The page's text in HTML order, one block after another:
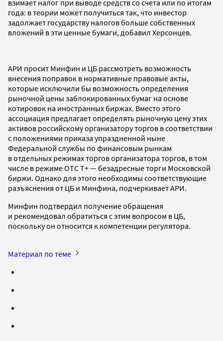
взимает налог при выводе средств со счета или по итогам
года: в теории может получиться так, что инвестор
задолжает государству налогов больше собственных
вложений в эти ценные бумаги, добавил Херсонцев.
АРИ просит Минфин и ЦБ рассмотреть возможность
внесения поправок в нормативные правовые акты,
которые исключили бы возможность определения
рыночной цены заблокированных бумаг на основе
котировок на иностранных биржах. Вместо этого
ассоциация предлагает определять рыночную цену этих
активов российскому организатору торгов в соответствии
с положениями приказа упраздненной ныне
Федеральной службы по финансовым рынкам
в отдельных режимах торгов организатора торгов, в том
числе в режиме ОТС Т+ — безадресные торги Московской
биржи. Однако для этого необходимы соответствующие
разъяснения от ЦБ и Минфина, подчеркивает АРИ.
Минфин подтвердил получение обращения
и рекомендовал обратиться с этим вопросом в ЦБ,
поскольку он относится к компетенции регулятора.
Материал по теме